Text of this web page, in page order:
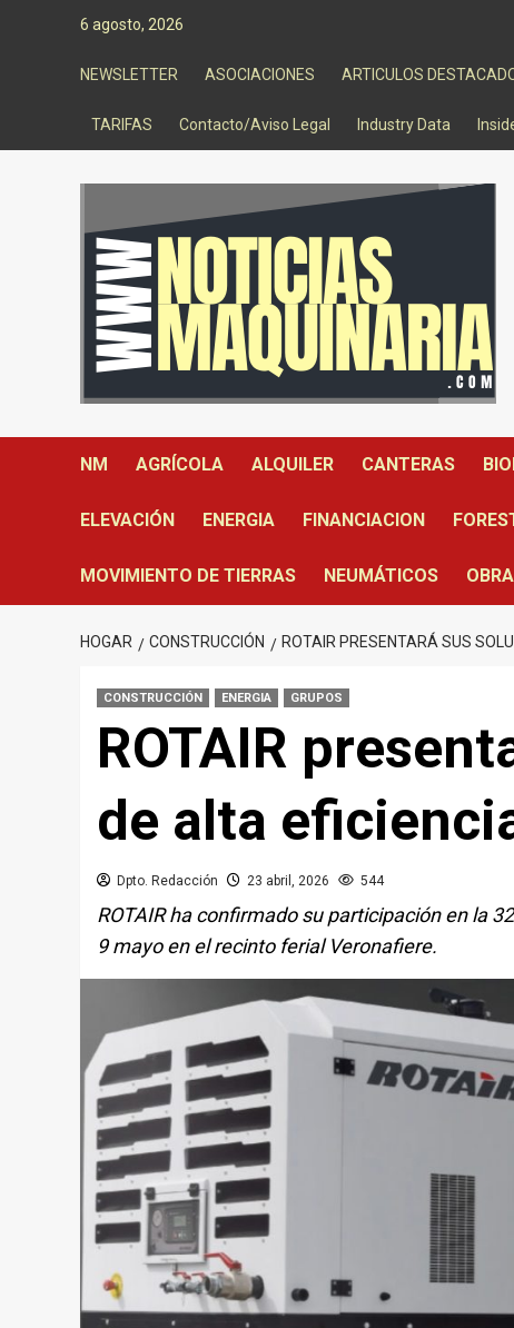
6 agosto, 2026
NEWSLETTER ASOCIACIONES ARTICULOS
TARIFAS Contacto/Aviso Legal Industry Data
NM AGRÍCOLA ALQUILER CANTERAS
ELEVACIÓN ENERGIA FINANCIACION
MOVIMIENTO DE TIERRAS NEUMÁTICOS
HOGAR CONSTRUCCIÓN ROTAIR PRESENTARÁ SUS
CONSTRUCCIÓN ENERGIA GRUPOS
ROTAIR
de alta
Dpto. Redacción 23 abril, 2026 544
ROTAIR ha confirmado su participación en la
9 mayo en el recinto ferial Veronafiere.